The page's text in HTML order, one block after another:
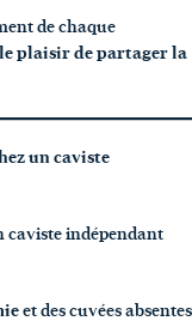
de chaque
le plaisir de partager la
un caviste
caviste indépendant
et des cuvées absentes